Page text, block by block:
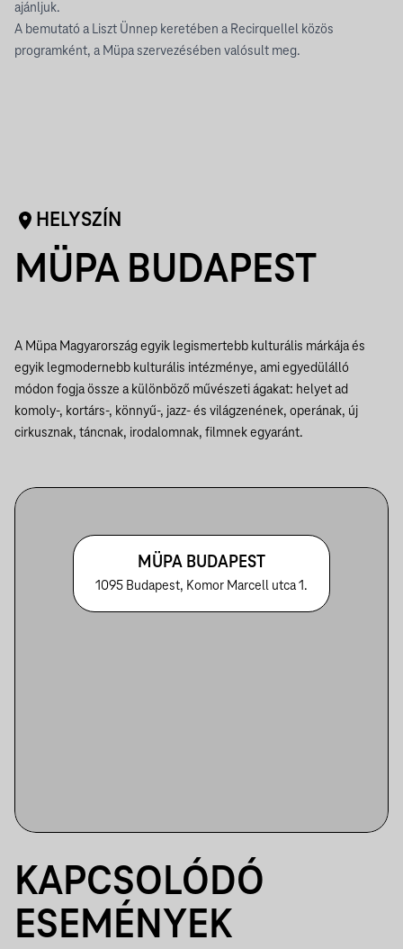
ajánljuk.
A bemutató a Liszt Ünnep keretében a Recirquellel közös
programként, a Müpa szervezésében valósult meg.
HELYSZÍN
MÜPA BUDAPEST
A Müpa Magyarország egyik legismertebb kulturális márkája és
egyik legmodernebb kulturális intézménye, ami egyedülálló
módon fogja össze a különböző művészeti ágakat: helyet ad
komoly-, kortárs-, könnyű-, jazz- és világzenének, operának, új
cirkusznak, táncnak, irodalomnak, filmnek egyaránt.
MÜPA BUDAPEST
1095 Budapest, Komor Marcell utca 1.
KAPCSOLÓDÓ
ESEMÉNYEK